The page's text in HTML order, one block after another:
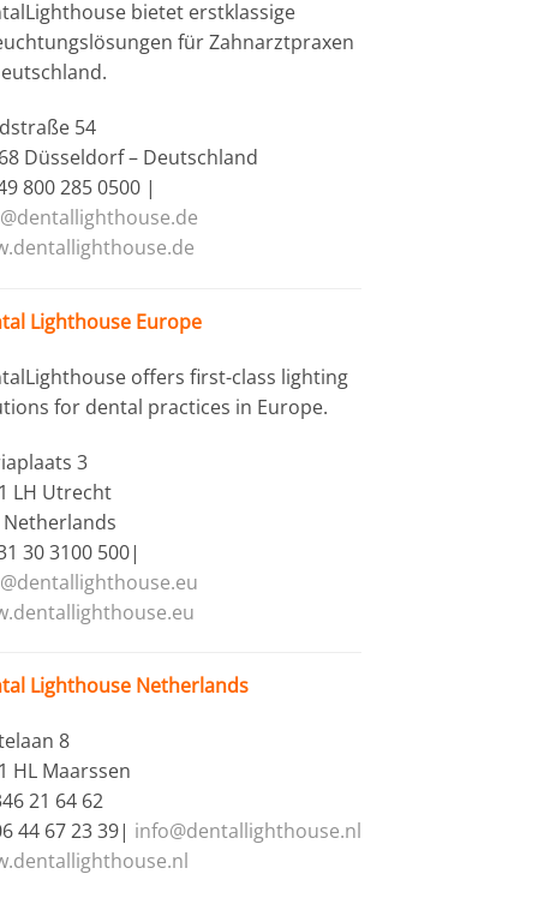
bietet erstklassige
für Zahnarztpraxen
54
Düsseldorf – Deutschland
800 285 0500 |
Lighthouse Europe
offers first-class lighting
for dental practices in Europe.
3
LH Utrecht
Netherlands
30 3100 500|
Lighthouse Netherlands
8
HL Maarssen
21 64 62
44 67 23 39| info@dentallighthouse.nl